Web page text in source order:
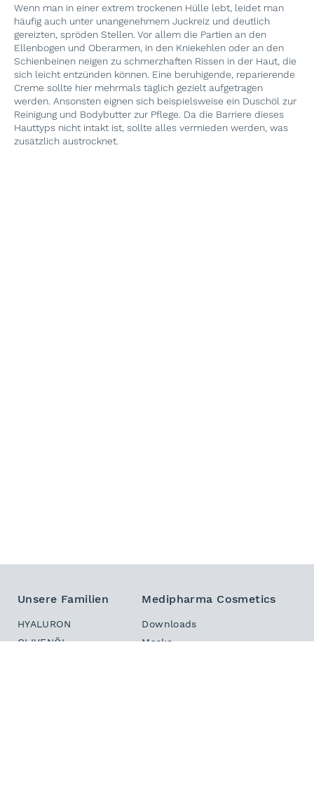
Wenn man in einer extrem trockenen Hülle lebt, leidet man
häufig auch unter unangenehmem Juckreiz und deutlich
gereizten, spröden Stellen. Vor allem die Partien an den
Ellenbogen und Oberarmen, in den Kniekehlen oder an den
Schienbeinen neigen zu schmerzhaften Rissen in der Haut, die
sich leicht entzünden können. Eine beruhigende, reparierende
Creme sollte hier mehrmals täglich gezielt aufgetragen
werden. Ansonsten eignen sich beispielsweise ein Duschöl zur
Reinigung und Bodybutter zur Pflege. Da die Barriere dieses
Hauttyps nicht intakt ist, sollte alles vermieden werden, was
zusätzlich austrocknet.
Unsere Familien
HYALURON
OLIVENÖL
Medipharma Cosmetics
Downloads
Marke